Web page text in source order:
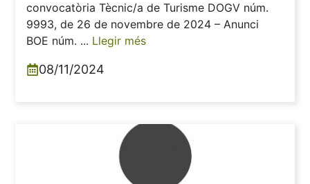
convocatòria Tècnic/a de Turisme DOGV núm.
9993, de 26 de novembre de 2024 – Anunci
BOE núm. ... Llegir més
08/11/2024